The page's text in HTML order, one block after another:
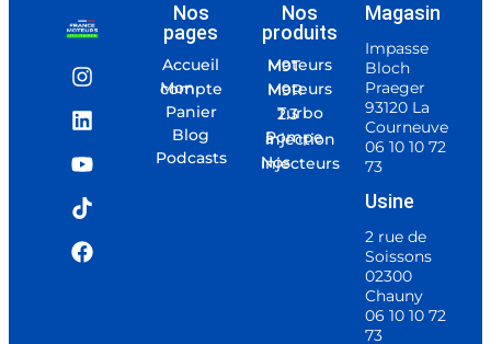
Nos
pages
Accueil
Mon compte
Panier
Blog
Podcasts
Nos
produits
Moteurs M9T
Moteurs M9R
Turbo 2.3
Pompe à injection
Nos injecteurs
Magasin
Impasse
Bloch
Praeger
93120 La
Courneuve
06 10 10 72
73
Usine
2 rue de
Soissons
02300
Chauny
06 10 10 72
73